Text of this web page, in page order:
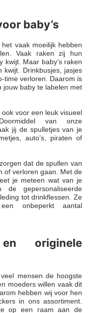
baby’s
vaak moeilijk hebben
Vaak raken zij hun
kwijt. Maar baby’s raken
kwijt. Drinkbusjes, jasjes
time verloren. Daarom is
jouw baby te labelen met
voor een leuk visueel
van onze
jij de spulletjes van je
auto’s, piraten of
dat de spullen van
of verloren gaan. Met de
je meteen wat van je
gepersonaliseerde
tot drinkflessen. Ze
onbeperkt aantal
en originele
mensen de hoogste
moeders willen vaak dit
hebben wij voor hen
in ons assortiment.
op een raam aan de